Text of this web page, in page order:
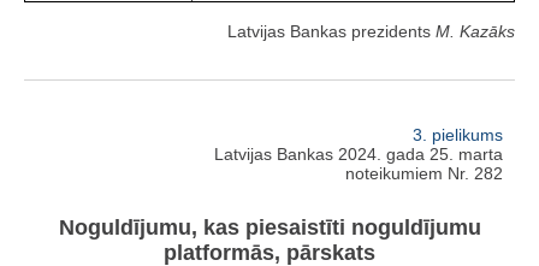
Latvijas Bankas prezidents M. Kazāks
3. pielikums
Latvijas Bankas 2024. gada 25. marta
noteikumiem Nr. 282
Noguldījumu, kas piesaistīti noguldījumu
platformās, pārskats